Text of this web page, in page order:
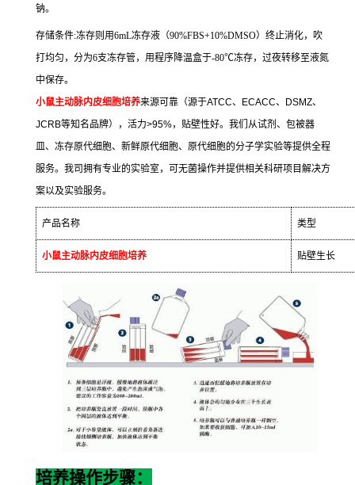
钠。
存储条件:冻存则用6mL冻存液（90%FBS+10%DMSO）终止消化，吹
打均匀，分为6支冻存管，用程序降温盒于-80℃冻存，过夜转移至液氮
中保存。
小鼠主动脉内皮细胞培养来源可靠（源于ATCC、 ECACC、 DSMZ、
JCRB等知名品牌），活力>95%，贴壁性好。我们从试剂、包被器
皿、冻存原代细胞、新鲜原代细胞、原代细胞的分子学实验等提供全程
服务。我司拥有专业的实验室，可无菌操作并提供相关科研项目解决方
案以及实验服务。
产品名称 类型
小鼠主动脉内皮细胞培养 贴壁生长
培养操作步骤：